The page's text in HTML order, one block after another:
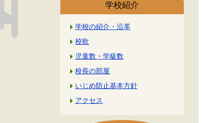
学校紹介
学校の紹介・沿革
校歌
児童数・学級数
校長の部屋
いじめ防止基本方針
アクセス